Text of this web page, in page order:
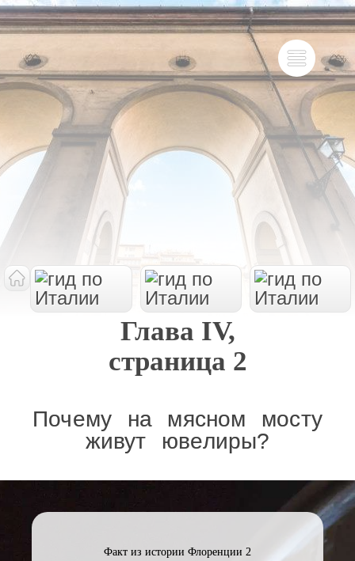
Глава IV,
страница 2
Почему на мясном мосту
живут ювелиры?
Факт из истории Флоренции 2